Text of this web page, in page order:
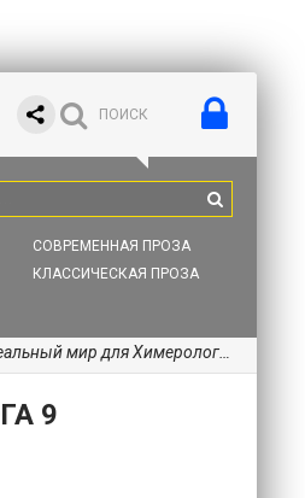
СОВРЕМЕННАЯ ПРОЗА
КЛАССИЧЕСКАЯ ПРОЗА
мир для Химеролога 9
9